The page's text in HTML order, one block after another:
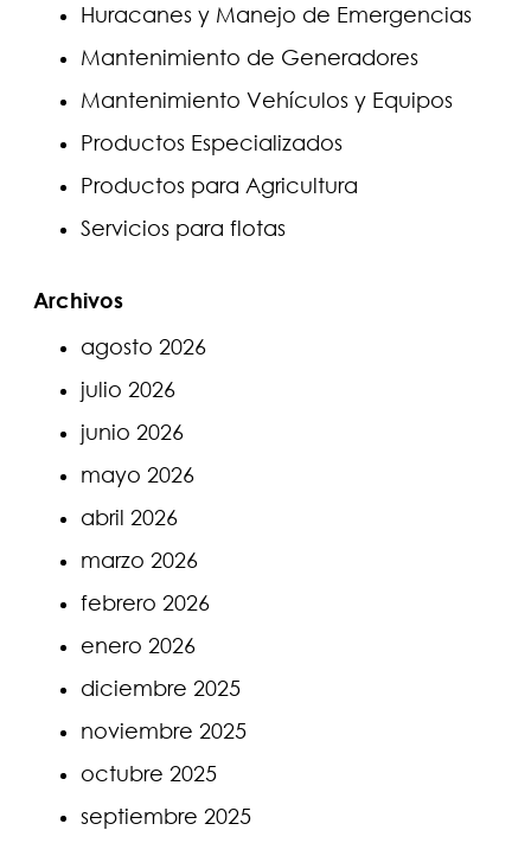
Huracanes y Manejo de Emergencias
Mantenimiento de Generadores
Mantenimiento Vehículos y Equipos
Productos Especializados
Productos para Agricultura
Servicios para flotas
Archivos
agosto 2026
julio 2026
junio 2026
mayo 2026
abril 2026
marzo 2026
febrero 2026
enero 2026
diciembre 2025
noviembre 2025
octubre 2025
septiembre 2025